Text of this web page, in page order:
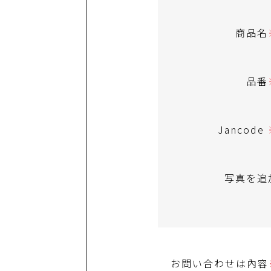
商品名
品番
Jancode
写真を追
お問い合わせは內容